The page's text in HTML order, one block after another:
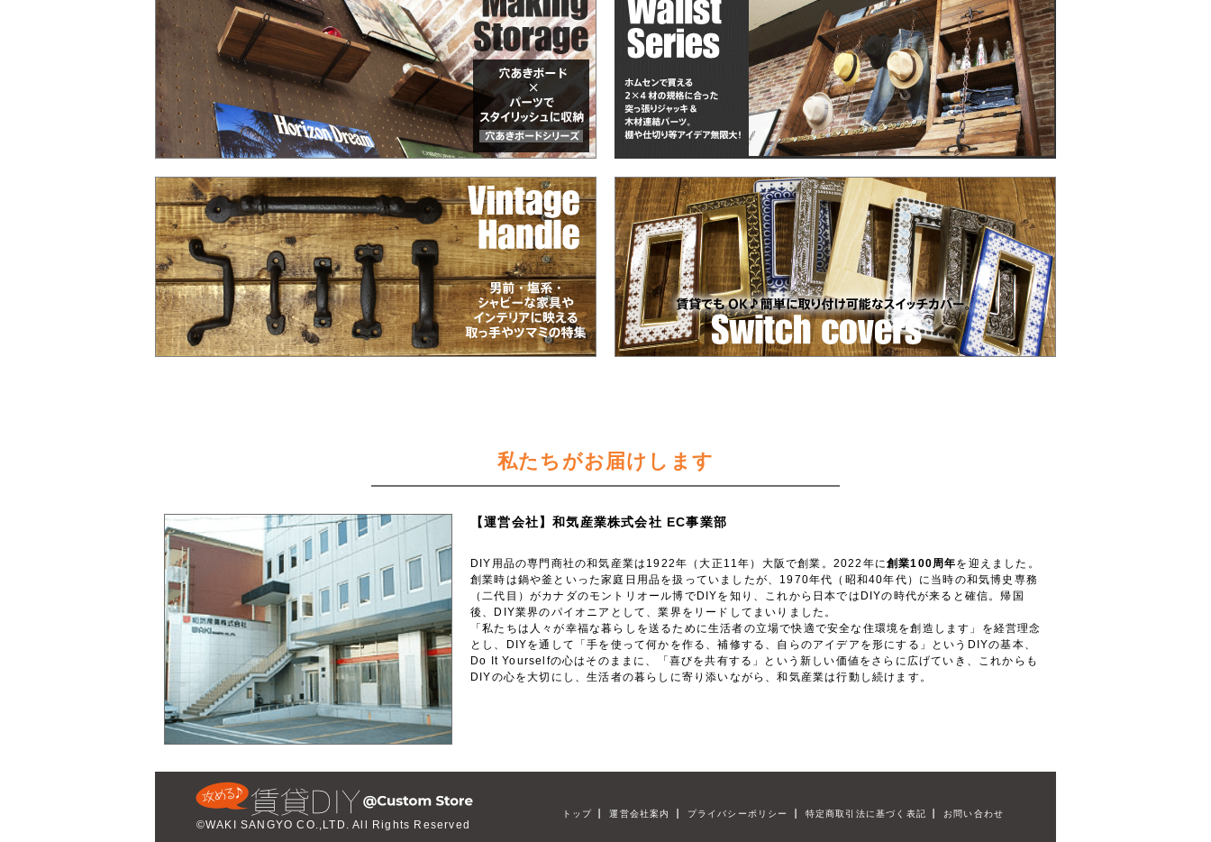
私たちがお届けします
【運営会社】和気産業株式会社 EC事業部
DIY用品の専門商社の和気産業は1922年（大正11年）大阪で創業。2022年に創業100周年を迎えました。
創業時は鍋や釜といった家庭日用品を扱っていましたが、1970年代（昭和40年代）に当時の和気博史専務
（二代目）がカナダのモントリオール博でDIYを知り、これから日本ではDIYの時代が来ると確信。帰国
後、DIY業界のパイオニアとして、業界をリードしてまいりました。
「私たちは人々が幸福な暮らしを送るために生活者の立場で快適で安全な住環境を創造します」を経営理念
とし、DIYを通して「手を使って何かを作る、補修する、自らのアイデアを形にする」というDIYの基本、
Do It Yourselfの心はそのままに、「喜びを共有する」という新しい価値をさらに広げていき、これからも
DIYの心を大切にし、生活者の暮らしに寄り添いながら、和気産業は行動し続けます。
©WAKI SANGYO CO.,LTD. All Rights Reserved
トップ 運営会社案内 プライバシーポリシー 特定商取引法に基づく表記 お問い合わせ